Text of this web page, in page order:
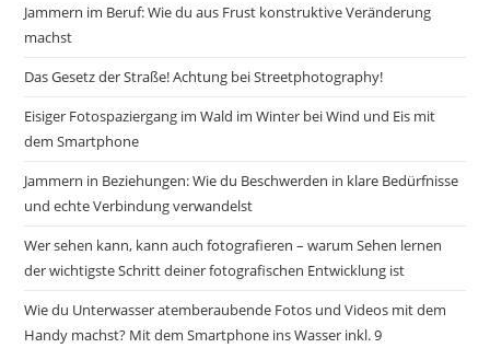
Jammern im Beruf: Wie du aus Frust konstruktive Veränderung
machst
Das Gesetz der Straße! Achtung bei Streetphotography!
Eisiger Fotospaziergang im Wald im Winter bei Wind und Eis mit
dem Smartphone
Jammern in Beziehungen: Wie du Beschwerden in klare Bedürfnisse
und echte Verbindung verwandelst
Wer sehen kann, kann auch fotografieren – warum Sehen lernen
der wichtigste Schritt deiner fotografischen Entwicklung ist
Wie du Unterwasser atemberaubende Fotos und Videos mit dem
Handy machst? Mit dem Smartphone ins Wasser inkl. 9